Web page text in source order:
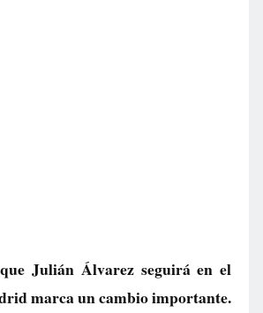
Julián Álvarez seguirá en el
marca un cambio importante.